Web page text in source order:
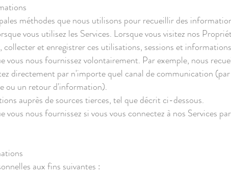
méthodes que nous utilisons pour recueillir des
vous utilisez les Services. Lorsque vous visitez nos
collecter et enregistrer ces utilisations, sessions et
vous nous fournissez volontairement. Par exemple, nous
directement par n'importe quel canal de communication
ou un retour d'information).
auprès de sources tierces, tel que décrit ci-dessous.
nous fournissez si vous vous connectez à nos Services
aux fins suivantes :